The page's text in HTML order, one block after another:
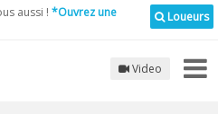
Loueurs
aussi ! *Ouvrez une
Video